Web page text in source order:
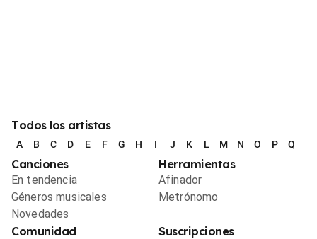
Todos los artistas
A B C D E F G H I J K L M N O P Q
Canciones
En tendencia
Géneros musicales
Novedades
Herramientas
Afinador
Metrónomo
Comunidad Suscripciones